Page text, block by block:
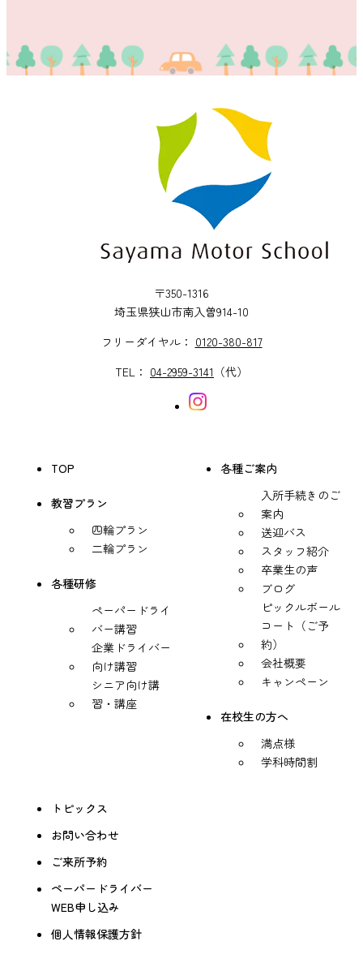
〒350-1316
埼玉県狭山市南入曽914-10
フリーダイヤル： 0120-380-817
TEL： 04-2959-3141 （代）
TOP
教習プラン
四輪プラン
二輪プラン
各種研修
ペーパードライ
バー講習
企業ドライバー
向け講習
シニア向け講
習・講座
各種ご案内
入所手続きのご
案内
送迎バス
スタッフ紹介
卒業生の声
ブログ
ピックルボール
コート（ご予
約）
会社概要
キャンペーン
在校生の方へ
満点様
学科時間割
トピックス
お問い合わせ
ご来所予約
ペーパードライバー
WEB申し込み
個人情報保護方針